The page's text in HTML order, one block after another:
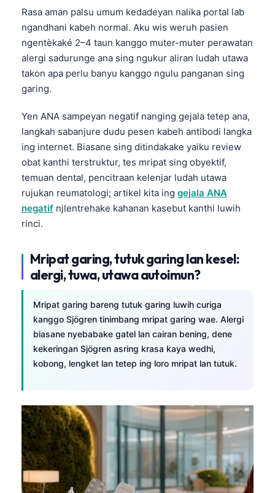
Rasa aman palsu umum kedadeyan nalika portal lab
ngandhani kabeh normal. Aku wis weruh pasien
ngentèkaké 2–4 taun kanggo muter-muter perawatan
alergi sadurunge ana sing ngukur aliran ludah utawa
takon apa perlu banyu kanggo ngulu panganan sing
garing.
Yen ANA sampeyan negatif nanging gejala tetep ana,
langkah sabanjure dudu pesen kabeh antibodi langka
ing internet. Biasane sing ditindakake yaiku review
obat kanthi terstruktur, tes mripat sing obyektif,
temuan dental, pencitraan kelenjar ludah utawa
rujukan reumatologi; artikel kita ing gejala ANA
negatif njlentrehake kahanan kasebut kanthi luwih
rinci.
Mripat garing, tutuk garing lan kesel:
alergi, tuwa, utawa autoimun?
Mripat garing bareng tutuk garing luwih curiga
kanggo Sjögren tinimbang mripat garing wae. Alergi
biasane nyebabake gatel lan cairan bening, dene
kekeringan Sjögren asring krasa kaya wedhi,
kobong, lengket lan tetep ing loro mripat lan tutuk.